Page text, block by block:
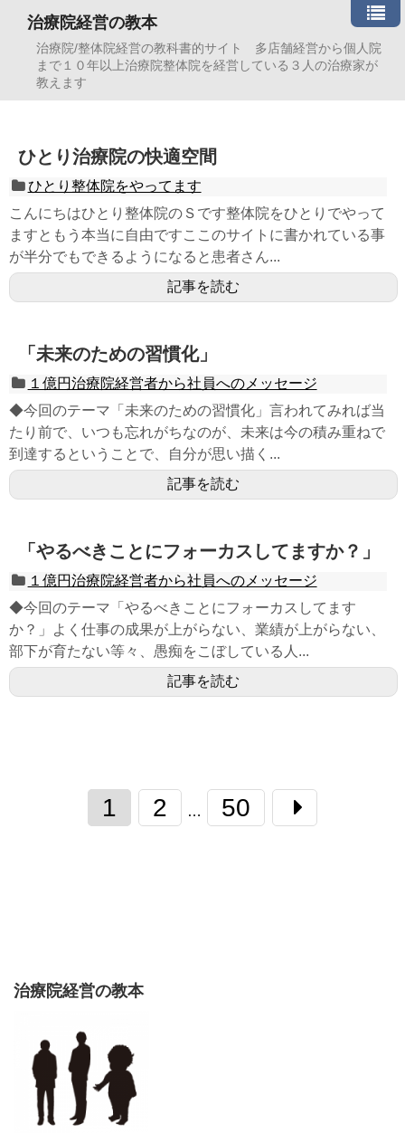
治療院経営の教本
治療院/整体院経営の教科書的サイト 多店舗経営から個人院
まで１０年以上治療院整体院を経営している３人の治療家が
教えます
ひとり治療院の快適空間
ひとり整体院をやってます
こんにちはひとり整体院のＳです整体院をひとりでやって
ますともう本当に自由ですここのサイトに書かれている事
が半分でもできるようになると患者さん...
記事を読む
「未来のための習慣化」
１億円治療院経営者から社員へのメッセージ
◆今回のテーマ「未来のための習慣化」言われてみれば当
たり前で、いつも忘れがちなのが、未来は今の積み重ねで
到達するということで、自分が思い描く...
記事を読む
「やるべきことにフォーカスしてますか？」
１億円治療院経営者から社員へのメッセージ
◆今回のテーマ「やるべきことにフォーカスしてます
か？」よく仕事の成果が上がらない、業績が上がらない、
部下が育たない等々、愚痴をこぼしている人...
記事を読む
1 2 … 50
治療院経営の教本